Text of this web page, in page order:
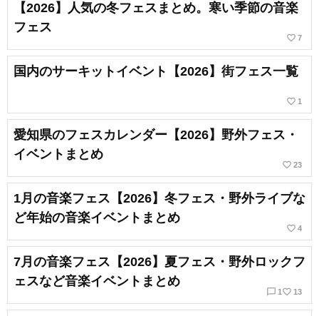
【2026】人気の冬フェスまとめ。寒い季節の音楽
フェス
favorite_border 7
国内のサーキットイベント【2026】街フェス一覧
favorite_border 1
愛知県のフェスカレンダー【2026】野外フェス・
イベントまとめ
favorite_border 23
1月の音楽フェス【2026】冬フェス・野外ライブな
ど年始の音楽イベントまとめ
favorite_border 4
7月の音楽フェス【2026】夏フェス・野外ロックフ
ェスなど音楽イベントまとめ
chat_bubble_outline 1 favorite_border 13